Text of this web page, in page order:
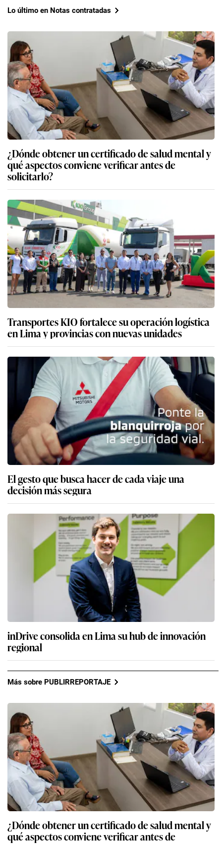
Lo último en Notas contratadas
¿Dónde obtener un certificado de salud mental y
qué aspectos conviene verificar antes de
solicitarlo?
Transportes KIO fortalece su operación logística
en Lima y provincias con nuevas unidades
El gesto que busca hacer de cada viaje una
decisión más segura
inDrive consolida en Lima su hub de innovación
regional
Más sobre PUBLIRREPORTAJE
¿Dónde obtener un certificado de salud mental y
qué aspectos conviene verificar antes de